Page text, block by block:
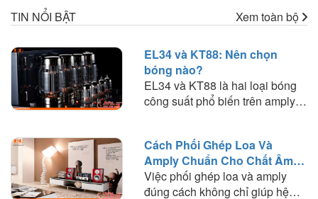
TIN NỔI BẬT Xem toàn bộ
EL34 và KT88: Nên chọn
bóng nào?
EL34 và KT88 là hai loại bóng
công suất phổ biến trên amply
phối ghép và lựa chọn loại bóng
phù hợp với nhu cầu nghe
nhạc.
Cách Phối Ghép Loa Và
Amply Chuẩn Cho Chất Âm
Hay
Việc phối ghép loa và amply
đúng cách không chỉ giúp hệ